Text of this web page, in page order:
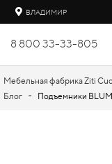
ВЛАДИМИР
8 800 33-33-805
Мебельная фабрика Ziti
Блог - Подъемники BLUM